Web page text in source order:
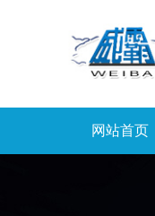
网站首页